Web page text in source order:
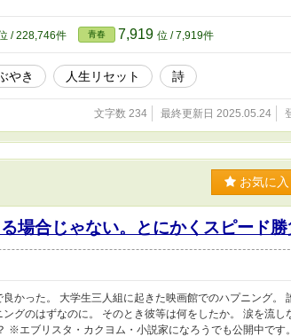
/ 228,746件 青春 7,919 位 / 7,919件
やき 人生リセット 詩
文字数 234 最終更新日 2025.05.24
お気に
場合じゃない。とにかくスピード勝
かった。 大学生三人組に起きた映画館でのハプニング。
グのはずなのに。 そのとき彼等は何をしたか。 涙を流し
※エブリスタ・カクヨム・小説家になろうでも公開中です。